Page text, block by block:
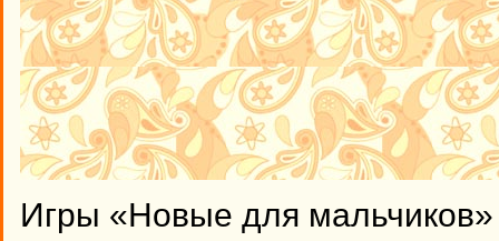
Игры «Новые для мальчиков»